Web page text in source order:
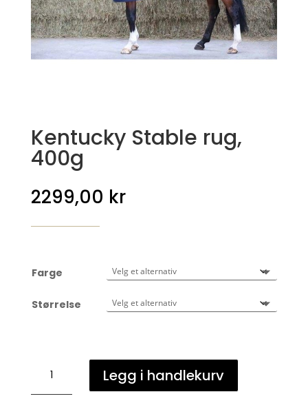
Kentucky Stable rug,
400g
2299,00 kr
Farge
Størrelse
Stable
rug,
Legg i handlekurv